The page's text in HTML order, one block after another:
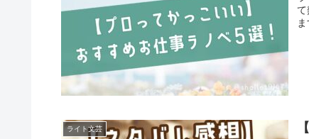
ま
ライト文芸